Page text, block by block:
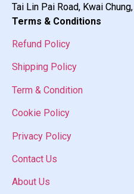
Tai Lin Pai Road, Kwai
Terms & Conditions
Refund Policy
Shipping Policy
Term & Condition
Cookie Policy
Privacy Policy
Contact Us
About Us